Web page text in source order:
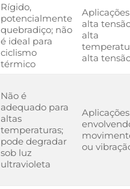
Rígido,
potencialmente
quebradiço; não
é ideal para
ciclismo
térmico
alta
alta
alta
Não é
adequado para
altas
temperaturas;
pode degradar
sob luz
ultravioleta
Aplicações
ou